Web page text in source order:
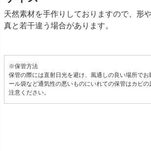
天然素材を手作りしておりますので、形
真と若干違う場合があります。
※保管方法
保管の際には直射日光を避け、風通しの良い場所でお
ール袋など通気性の悪いものにいれての保管はカビ
注意ください。